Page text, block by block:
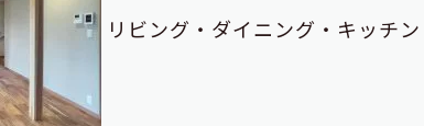
リビング・ダイニング・キッチン